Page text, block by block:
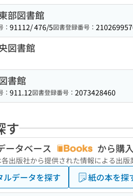
部図書館
： 91112/ 476/5図書登録番号：
図書館
書館
： 911.12図書登録番号： 2073428460
す
ータベース から購
各出版社から提供された情報による出
ルデータを探す 紙の本を探